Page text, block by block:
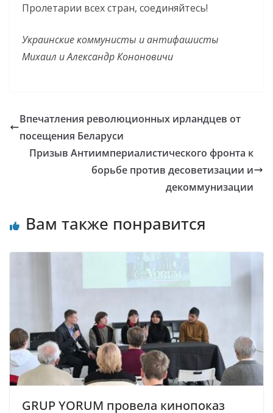
Пролетарии всех стран, соединяйтесь!
Украинские коммунисты и антифашисты
Михаил и Александр Кононовичи
Впечатления революционных ирландцев от
посещения Беларуси
Призыв Антиимпериалистического фронта к
борьбе против десоветизации и
декоммунизации
Вам также понравится
GRUP YORUM провела кинопоказ